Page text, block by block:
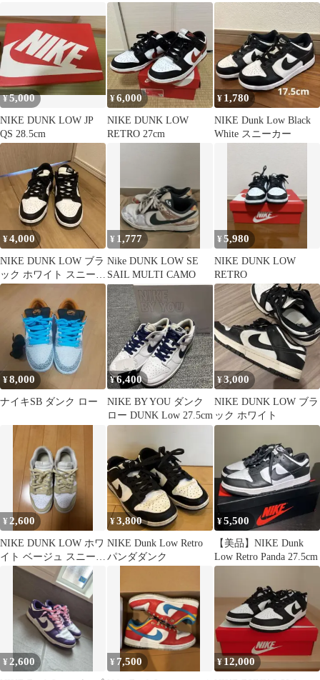
114 27.5cm
スニーカー
¥5,000
NIKE DUNK LOW JP
QS 28.5cm
¥6,000
NIKE DUNK LOW
RETRO 27cm
¥ 1,780
NIKE Dunk Low Black
White スニーカー
¥4,000
NIKE DUNK LOW ブラ
ック ホワイト スニーカ
ー
¥ 1,777
Nike DUNK LOW SE
SAIL MULTI CAMO
¥5,980
NIKE DUNK LOW
RETRO
¥8,000
ナイキSB ダンク ロー
¥6,400
NIKE BY YOU ダンク
ロー DUNK Low 27.5cm
¥3,000
NIKE DUNK LOW ブラ
ック ホワイト
¥ 2,600
NIKE DUNK LOW ホワ
イト ベージュ スニーカ
¥3,800
NIKE Dunk Low Retro
パンダダンク
¥5,500
【美品】NIKE Dunk
Low Retro Panda 27.5cm
¥ 2,600 ¥ 7,500 ¥ 12,000